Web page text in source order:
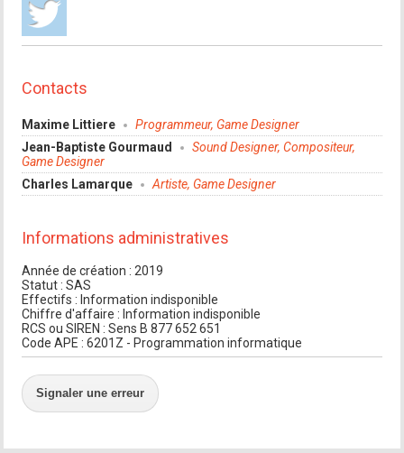
Contacts
Maxime Littiere
Programmeur, Game Designer
Jean-Baptiste Gourmaud
Sound Designer, Compositeur,
Game Designer
Charles Lamarque
Artiste, Game Designer
Informations administratives
Année de création : 2019
Statut : SAS
Effectifs : Information indisponible
Chiffre d'affaire : Information indisponible
RCS ou SIREN : Sens B 877 652 651
Code APE : 6201Z - Programmation informatique
Signaler une erreur